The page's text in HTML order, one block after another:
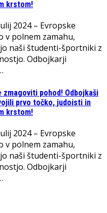
krstom!
2024 – Evropske
v polnem zamahu,
naši študenti-športniki z
Odbojkarji
zmagoviti pohod! Odbojkaši
prvo točko, judoisti in
krstom!
2024 – Evropske
v polnem zamahu,
naši študenti-športniki z
Odbojkarji